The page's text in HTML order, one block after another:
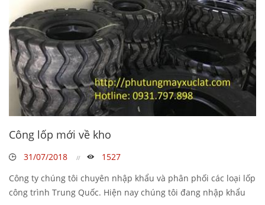
Công lốp mới về kho
31/07/2018
1527
Công ty chúng tôi chuyên nhập khẩu và phân phối các loại lốp
công trình Trung Quốc. Hiện nay chúng tôi đang nhập khẩu